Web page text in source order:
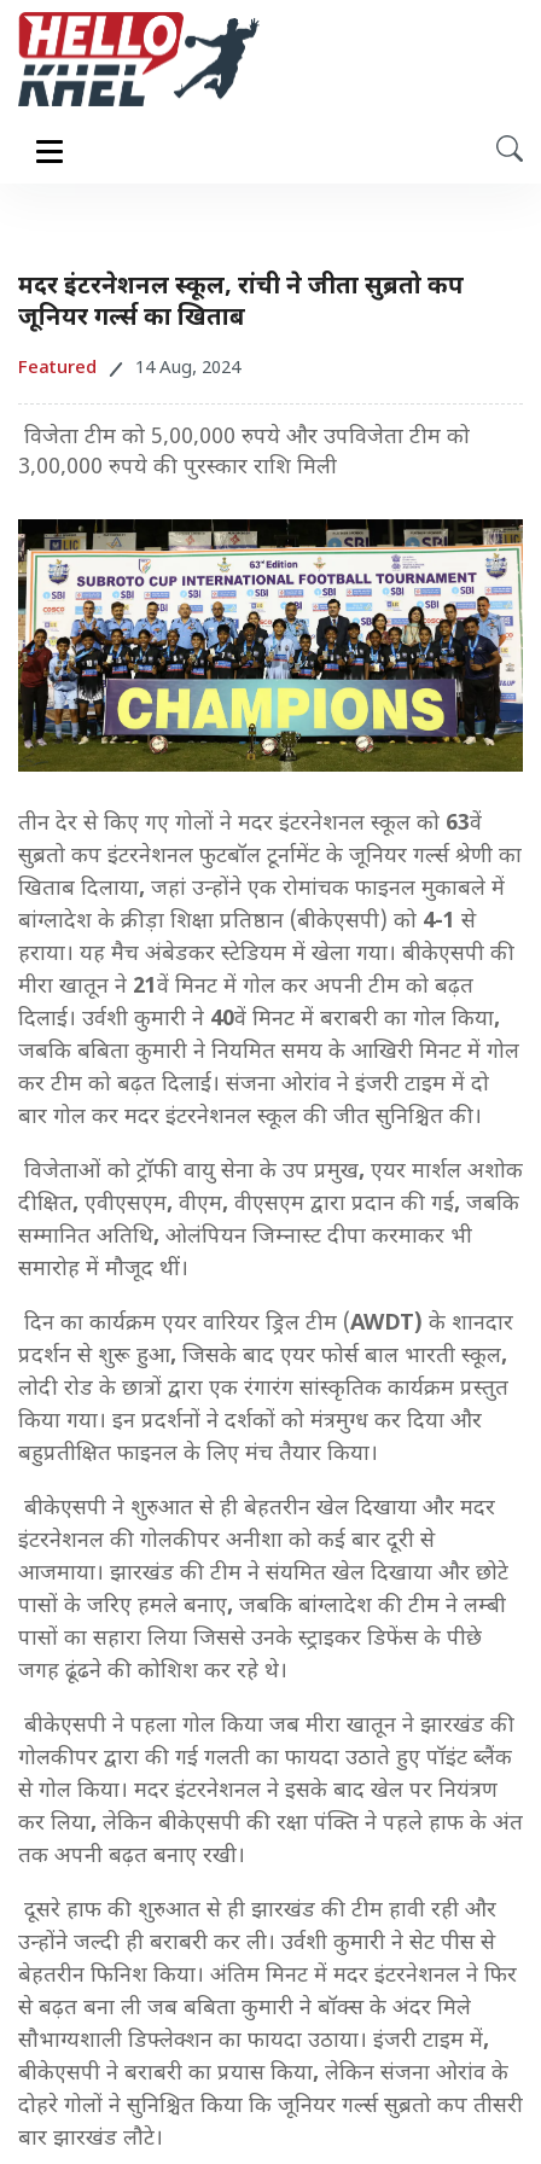
मदर इंटरनेशनल स्कूल, रांची ने जीता सुब्रतो कप
जूनियर गर्ल्स का खिताब
Featured 14 Aug, 2024
विजेता टीम को 5,00,000 रुपये और उपविजेता टीम को
3,00,000 रुपये की पुरस्कार राशि मिली
तीन देर से किए गए गोलों ने मदर इंटरनेशनल स्कूल को 63वें
सुब्रतो कप इंटरनेशनल फुटबॉल टूर्नामेंट के जूनियर गर्ल्स श्रेणी का
खिताब दिलाया, जहां उन्होंने एक रोमांचक फाइनल मुकाबले में
बांग्लादेश के क्रीड़ा शिक्षा प्रतिष्ठान (बीकेएसपी) को 4-1 से
हराया। यह मैच अंबेडकर स्टेडियम में खेला गया। बीकेएसपी की
मीरा खातून ने 21वें मिनट में गोल कर अपनी टीम को बढ़त
दिलाई। उर्वशी कुमारी ने 40वें मिनट में बराबरी का गोल किया,
जबकि बबिता कुमारी ने नियमित समय के आखिरी मिनट में गोल
कर टीम को बढ़त दिलाई। संजना ओरांव ने इंजरी टाइम में दो
बार गोल कर मदर इंटरनेशनल स्कूल की जीत सुनिश्चित की।
विजेताओं को ट्रॉफी वायु सेना के उप प्रमुख, एयर मार्शल अशोक
दीक्षित, एवीएसएम, वीएम, वीएसएम द्वारा प्रदान की गई, जबकि
सम्मानित अतिथि, ओलंपियन जिम्नास्ट दीपा करमाकर भी
समारोह में मौजूद थीं।
दिन का कार्यक्रम एयर वारियर ड्रिल टीम (AWDT) के शानदार
प्रदर्शन से शुरू हुआ, जिसके बाद एयर फोर्स बाल भारती स्कूल,
लोदी रोड के छात्रों द्वारा एक रंगारंग सांस्कृतिक कार्यक्रम प्रस्तुत
किया गया। इन प्रदर्शनों ने दर्शकों को मंत्रमुग्ध कर दिया और
बहुप्रतीक्षित फाइनल के लिए मंच तैयार किया।
बीकेएसपी ने शुरुआत से ही बेहतरीन खेल दिखाया और मदर
इंटरनेशनल की गोलकीपर अनीशा को कई बार दूरी से
आजमाया। झारखंड की टीम ने संयमित खेल दिखाया और छोटे
पासों के जरिए हमले बनाए, जबकि बांग्लादेश की टीम ने लम्बी
पासों का सहारा लिया जिससे उनके स्ट्राइकर डिफेंस के पीछे
जगह ढूंढने की कोशिश कर रहे थे।
बीकेएसपी ने पहला गोल किया जब मीरा खातून ने झारखंड की
गोलकीपर द्वारा की गई गलती का फायदा उठाते हुए पॉइंट ब्लैंक
से गोल किया। मदर इंटरनेशनल ने इसके बाद खेल पर नियंत्रण
कर लिया, लेकिन बीकेएसपी की रक्षा पंक्ति ने पहले हाफ के अंत
तक अपनी बढ़त बनाए रखी।
दूसरे हाफ की शुरुआत से ही झारखंड की टीम हावी रही और
उन्होंने जल्दी ही बराबरी कर ली। उर्वशी कुमारी ने सेट पीस से
बेहतरीन फिनिश किया। अंतिम मिनट में मदर इंटरनेशनल ने फिर
से बढ़त बना ली जब बबिता कुमारी ने बॉक्स के अंदर मिले
सौभाग्यशाली डिफ्लेक्शन का फायदा उठाया। इंजरी टाइम में,
बीकेएसपी ने बराबरी का प्रयास किया, लेकिन संजना ओरांव के
दोहरे गोलों ने सुनिश्चित किया कि जूनियर गर्ल्स सुब्रतो कप तीसरी
बार झारखंड लौटे।